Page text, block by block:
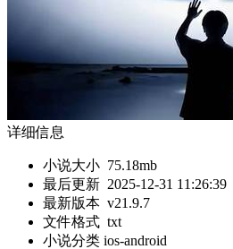
详细信息
小说大小 75.18mb
最后更新 2025-12-31 11:26:39
最新版本 v21.9.7
文件格式 txt
小说分类 ios-android